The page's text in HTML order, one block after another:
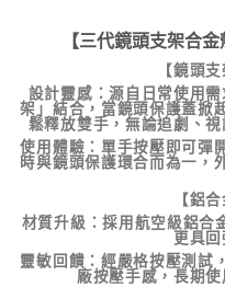
【三代鏡頭支架合
【鏡頭
設計靈感 ：源自日常使用
架」結合，當鏡頭保護蓋掀
鬆釋放雙手，無論追劇、
使用體驗 ：單手按壓即可彈
時與鏡頭保護環合而為一，
【鋁
材質升級 ：採用航空級鋁
更具回
靈敏回饋 ：經嚴格按壓測試
廠按壓手感，長期